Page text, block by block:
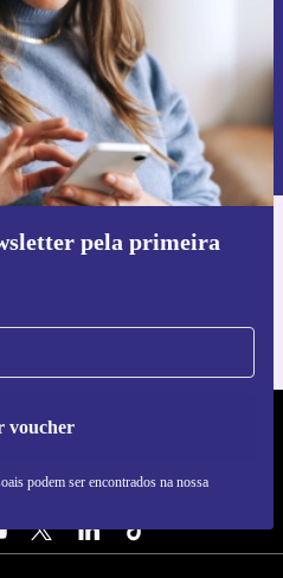
pela primeira
voucher
podem ser encontrados na nossa
voucher
pessoais podem ser encontrados na
da app refurbed
- RETHINK NEW.
NOS